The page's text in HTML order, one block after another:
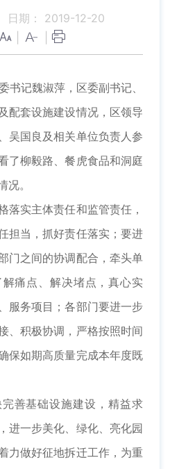
日期： 2019-12-20
书记魏淑萍，区委副书记、
配套设施建设情况，区领导
吴国良及相关单位负责人参
了柳毅路、餐虎食品和洞庭
。
落实主体责任和监管责任，
担当，抓好责任落实；要进
门之间的协调配合，牵头单
痛点、解决堵点，真心实
服务项目；各部门要进一步
、积极协调，严格按照时间
保如期高质量完成本年度既
善基础设施建设，精益求
进一步美化、绿化、亮化园
力做好征地拆迁工作，为重